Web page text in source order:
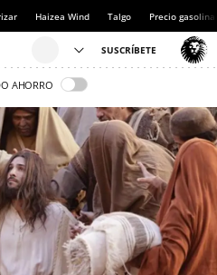
Haizea Wind Talgo Precio gasolina
AHORRO